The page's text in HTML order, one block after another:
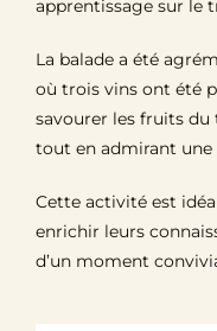
apprentissage sur le
La balade a été
où trois vins ont été
savourer les fruits du
tout en admirant une
Cette activité est
enrichir leurs
d’un moment